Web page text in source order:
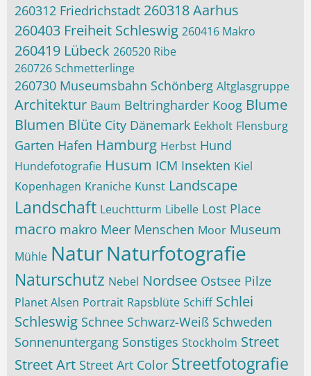
260312 Friedrichstadt 260318 Aarhus
260403 Freiheit Schleswig 260416 Makro
260419 Lübeck 260520 Ribe
260726 Schmetterlinge
260730 Museumsbahn Schönberg Altglasgruppe
Architektur Baum Beltringharder Koog Blume
Blumen Blüte City Dänemark Eekholt Flensburg
Garten Hafen Hamburg Herbst Hund
Hundefotografie Husum ICM Insekten Kiel
Kopenhagen Kraniche Kunst Landscape
Landschaft Leuchtturm Libelle Lost Place
macro makro Meer Menschen Moor Museum
Mühle NaturNaturfotografie
Naturschutz Nebel Nordsee Ostsee Pilze
Planet Alsen Portrait Rapsblüte Schiff Schlei
Schleswig Schnee Schwarz-Weiß Schweden
Sonnenuntergang Sonstiges Stockholm Street
Street Art Street Art Color Streetfotografie